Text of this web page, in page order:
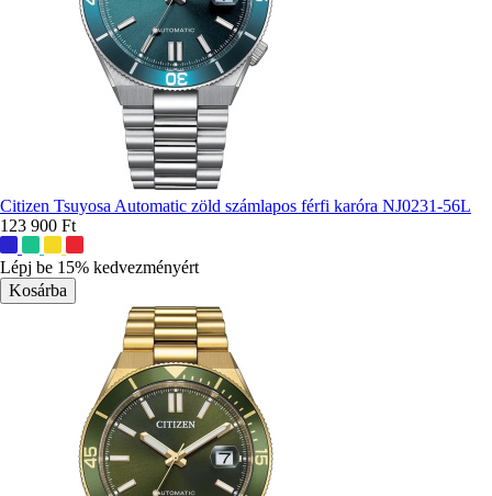
Citizen Tsuyosa Automatic zöld számlapos férfi karóra NJ0231-56L
123 900 Ft
színek:
Lépj be 15% kedvezményért